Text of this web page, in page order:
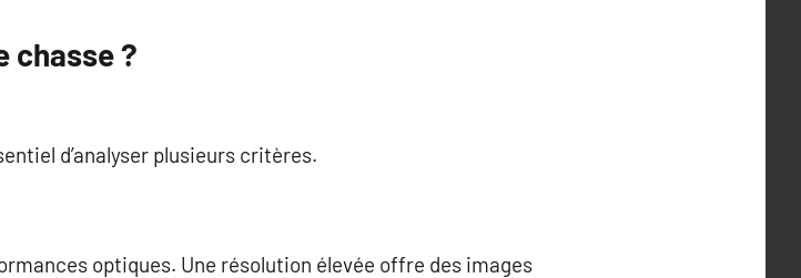
chasse ?
d’analyser plusieurs critères.
optiques. Une résolution élevée offre des images